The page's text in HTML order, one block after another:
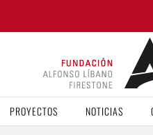
PROYECTOS NOTICIAS